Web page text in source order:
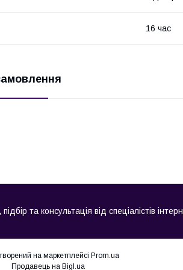
16 час
та консультація від спеціалістів
на маркетплейсі Prom.ua
Продавець на Bigl.ua